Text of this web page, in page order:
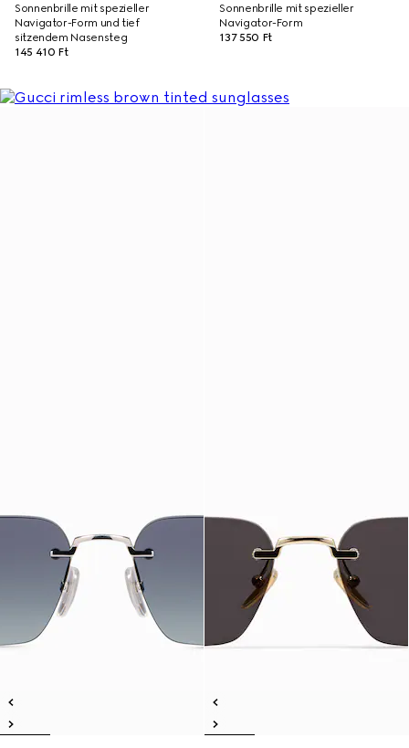
Sonnenbrille mit spezieller
Navigator-Form und tief
sitzendem Nasensteg
145 410 Ft
Sonnenbrille mit spezieller
Navigator-Form
137 550 Ft